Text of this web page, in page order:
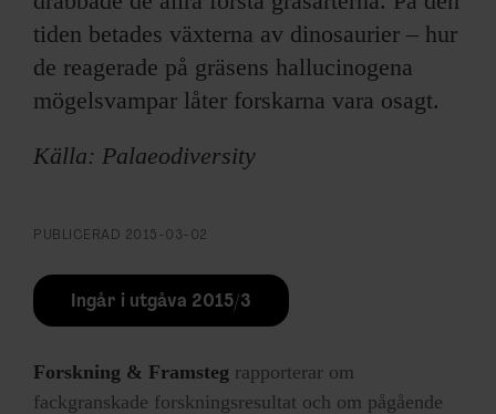
tiden betades växterna av dinosaurier – hur
de reagerade på gräsens hallucinogena
mögelsvampar låter forskarna vara osagt.
Källa: Palaeodiversity
PUBLICERAD 2015-03-02
Ingår i utgåva 2015/3
Forskning & Framsteg rapporterar om
fackgranskade forskningsresultat och om pågående